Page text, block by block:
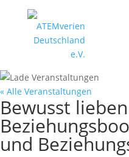
« Alle Veranstaltungen
Bewusst
und